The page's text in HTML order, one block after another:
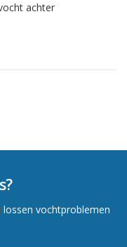
achter
vochtproblemen